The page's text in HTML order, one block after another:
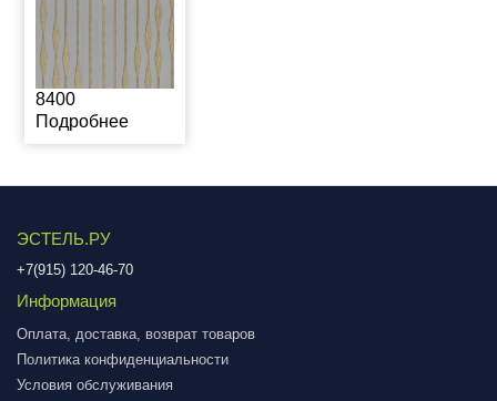
8400
Подробнее
ЭСТЕЛЬ.РУ
+7(915) 120-46-70
Информация
Оплата, доставка, возврат товаров
Политика конфиденциальности
Условия обслуживания